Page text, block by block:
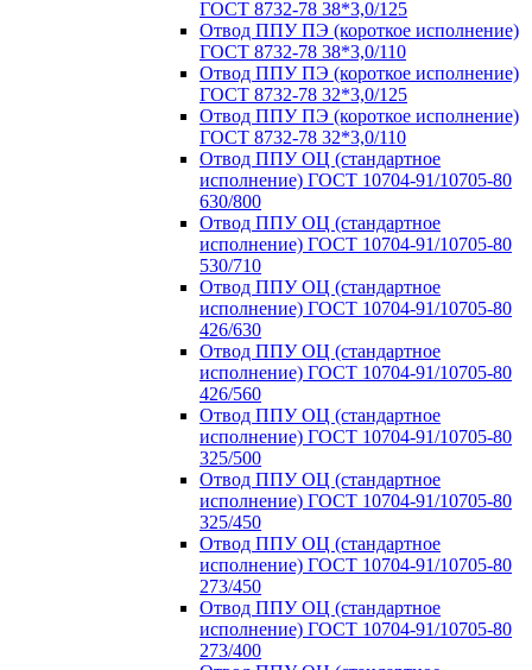
ГОСТ 8732-78 38*3,0/125
Отвод ППУ ПЭ (короткое исполнение)
ГОСТ 8732-78 38*3,0/110
Отвод ППУ ПЭ (короткое исполнение)
ГОСТ 8732-78 32*3,0/125
Отвод ППУ ПЭ (короткое исполнение)
ГОСТ 8732-78 32*3,0/110
Отвод ППУ ОЦ (стандартное
исполнение) ГОСТ 10704-91/10705-80
630/800
Отвод ППУ ОЦ (стандартное
исполнение) ГОСТ 10704-91/10705-80
530/710
Отвод ППУ ОЦ (стандартное
исполнение) ГОСТ 10704-91/10705-80
426/630
Отвод ППУ ОЦ (стандартное
исполнение) ГОСТ 10704-91/10705-80
426/560
Отвод ППУ ОЦ (стандартное
исполнение) ГОСТ 10704-91/10705-80
325/500
Отвод ППУ ОЦ (стандартное
исполнение) ГОСТ 10704-91/10705-80
325/450
Отвод ППУ ОЦ (стандартное
исполнение) ГОСТ 10704-91/10705-80
273/450
Отвод ППУ ОЦ (стандартное
исполнение) ГОСТ 10704-91/10705-80
273/400